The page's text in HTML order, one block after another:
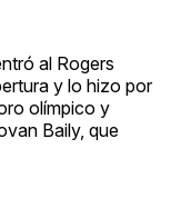
al Rogers
y lo hizo por
olímpico y
Baily, que